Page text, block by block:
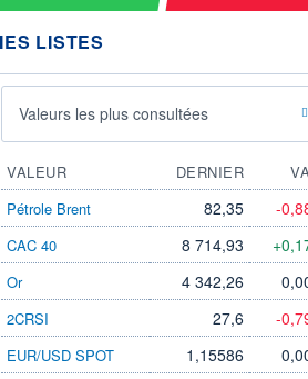
LISTES
Valeurs les plus consultées
VALEUR DERNIER
Pétrole Brent
82,35 -
CAC 40 8 714,93
Or 4 342,26
2CRSI 27,6 -
EUR/USD SPOT 1,15586